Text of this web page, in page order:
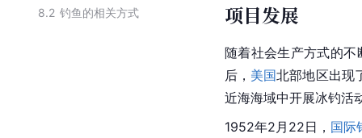
8.2 钓鱼的相关方式 项目发展
随着社会生产方式的
后， 美国北部地区出现
近海海域中开展冰钓活
1952年2月22日， 国际